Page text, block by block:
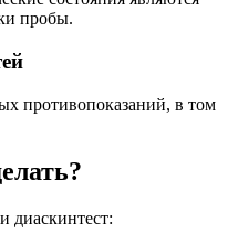
пробы.
противопоказаний, в том
диаскинтест: